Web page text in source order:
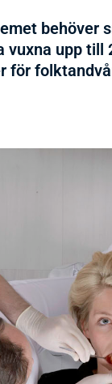
behöver
vuxna upp
för